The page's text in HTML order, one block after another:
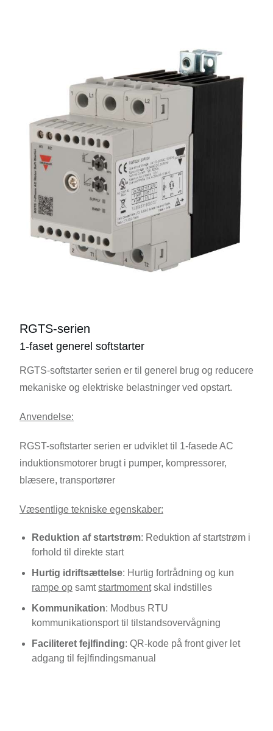
RGTS-serien
1-faset generel softstarter
RGTS-softstarter serien er til generel brug og reducere
mekaniske og elektriske belastninger ved opstart.
Anvendelse:
RGST-softstarter serien er udviklet til 1-fasede AC
induktionsmotorer brugt i pumper, kompressorer,
blæsere, transportører
Væsentlige tekniske egenskaber:
Reduktion af startstrøm: Reduktion af startstrøm i
forhold til direkte start
Hurtig idriftsættelse: Hurtig fortrådning og kun
rampe op samtstartmomentskal indstilles
Kommunikation: Modbus RTU
kommunikationsport til tilstandsovervågning
Faciliteret fejlfinding: QR-kode på front giver let
adgang til fejlfindingsmanual